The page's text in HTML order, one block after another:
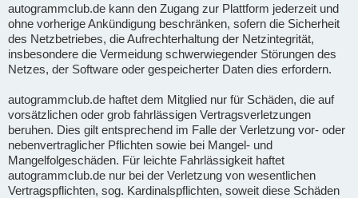
autogrammclub.de kann den Zugang zur Plattform jederzeit und
ohne vorherige Ankündigung beschränken, sofern die Sicherheit
des Netzbetriebes, die Aufrechterhaltung der Netzintegrität,
insbesondere die Vermeidung schwerwiegender Störungen des
Netzes, der Software oder gespeicherter Daten dies erfordern.
autogrammclub.de haftet dem Mitglied nur für Schäden, die auf
vorsätzlichen oder grob fahrlässigen Vertragsverletzungen
beruhen. Dies gilt entsprechend im Falle der Verletzung vor- oder
nebenvertraglicher Pflichten sowie bei Mangel- und
Mangelfolgeschäden. Für leichte Fahrlässigkeit haftet
autogrammclub.de nur bei der Verletzung von wesentlichen
Vertragspflichten, sog. Kardinalspflichten, soweit diese Schäden